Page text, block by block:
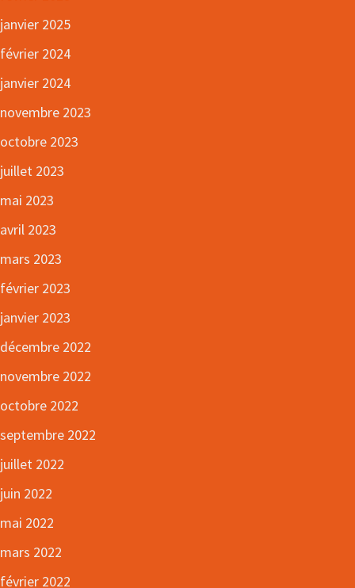
janvier 2025
février 2024
janvier 2024
novembre 2023
octobre 2023
juillet 2023
mai 2023
avril 2023
mars 2023
février 2023
janvier 2023
décembre 2022
novembre 2022
octobre 2022
septembre 2022
juillet 2022
juin 2022
mai 2022
mars 2022
février 2022